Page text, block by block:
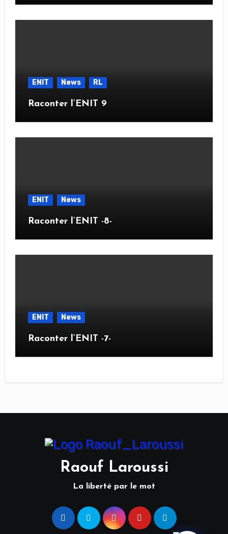
ENIT News RL
Raconter l’ENIT 9
ENIT News
Raconter l’ENIT -8-
ENIT News
Raconter l’ENIT -7-
Raouf Laroussi
La liberté par le mot